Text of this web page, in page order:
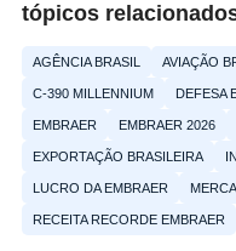
tópicos
AGÊNCIA BRASIL AVIAÇÃO
C-390 MILLENNIUM DEFESA
EMBRAER EMBRAER 2026
EXPORTAÇÃO BRASILEIRA
LUCRO DA EMBRAER
RECEITA RECORDE EMBRAER